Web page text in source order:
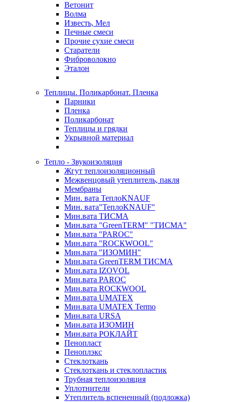
Ветонит
Волма
Известь, Мел
Печные смеси
Прочие сухие смеси
Старатели
Фиброволокно
Эталон
Теплицы. Поликарбонат. Пленка
Парники
Пленка
Поликарбонат
Теплицы и грядки
Укрывной материал
Тепло - Звукоизоляция
Жгут теплоизоляционный
Межвенцовый утеплитель, пакля
Мембраны
Мин. вата ТеплоKNAUF
Мин. вата"ТеплоKNAUF"
Мин.вата ТИСМА
Мин.вата "GreenTERM" "ТИСМА"
Мин.вата "PAROC"
Мин.вата "ROCКWOOL"
Мин.вата "ИЗОМИН"
Мин.вата GreenTERM ТИСМА
Мин.вата IZOVOL
Мин.вата PAROC
Мин.вата ROCКWOOL
Мин.вата UMATEX
Мин.вата UMATEX Termo
Мин.вата URSA
Мин.вата ИЗОМИН
Мин.вата РОКЛАЙТ
Пенопласт
Пеноплэкс
Стеклоткань
Стеклоткань и стеклопластик
Трубная теплоизоляция
Уплотнители
Утеплитель вспененный (подложка)